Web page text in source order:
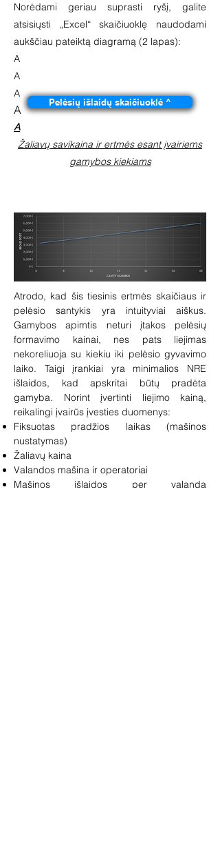
Norėdami geriau suprasti ryšį, galite
atsisiųsti „Excel“ skaičiuoklę naudodami
aukščiau pateiktą diagramą (2 lapas):
A
A
A
A
A
Žaliavų savikaina ir ertmės esant įvairiems
gamybos kiekiams
Pelėsių išlaidų skaičiuoklė ^
Atrodo, kad šis tiesinis ertmės skaičiaus ir
pelėsio santykis yra intuityviai aiškus.
Gamybos apimtis neturi įtakos pelėsių
formavimo kainai, nes pats liejimas
nekoreliuoja su kiekiu iki pelėsio gyvavimo
laiko. Taigi įrankiai yra minimalios NRE
išlaidos, kad apskritai būtų pradėta
gamyba. Norint įvertinti liejimo kainą,
reikalingi įvairūs įvesties duomenys:
Fiksuotas pradžios laikas (mašinos
nustatymas)
Žaliavų kaina
Valandos mašina ir operatoriai
Mašinos išlaidos per valandą